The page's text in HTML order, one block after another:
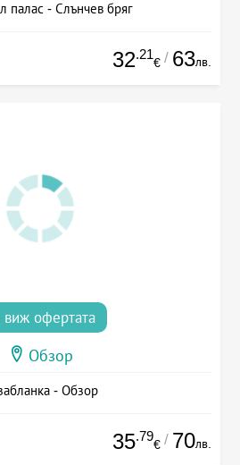
палас - Слънчев бряг
32.21
€ / 63лв.
виж офертата
Обзор
- Обзор
35.79
€ / 70лв.